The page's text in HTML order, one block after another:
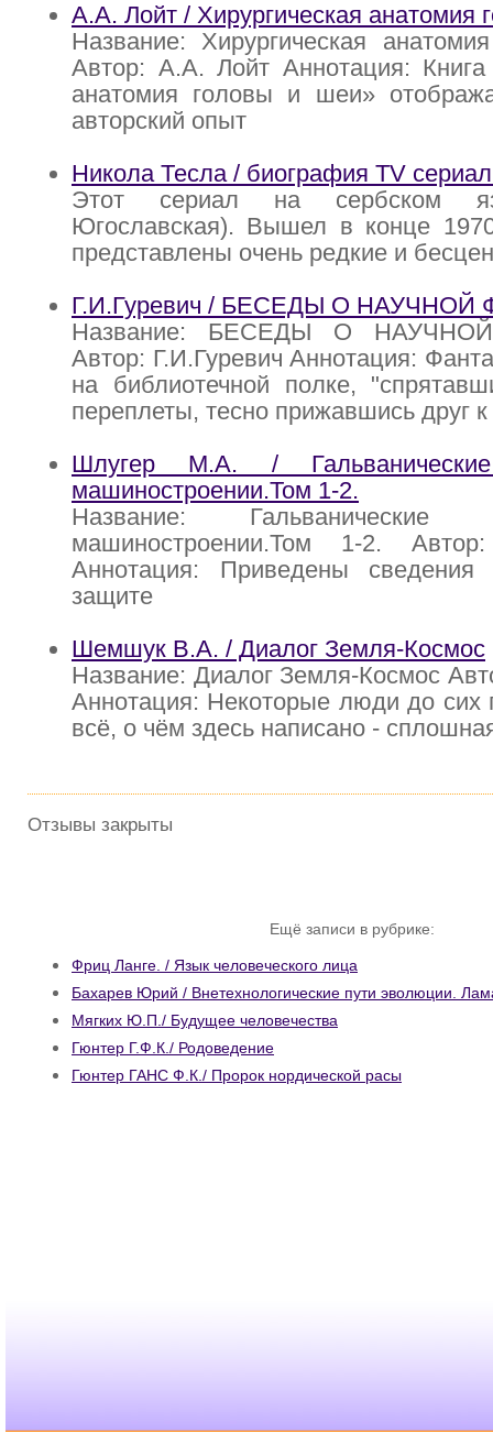
А.А. Лойт / Хирургическая анатомия
Название: Хирургическая
Автор: А.А. Лойт Аннотация: Книга
анатомия головы и шеи»
авторский опыт
Никола Тесла / биография TV
Этот сериал на сербском
Югославская). Вышел в конце
представлены очень редкие и
Г.И.Гуревич / БЕСЕДЫ О НАУЧНОЙ
Название: БЕСЕДЫ О
Автор: Г.И.Гуревич Аннотация:
на библиотечной полке,
переплеты, тесно прижавшись друг к
Шлугер М.А. /
машиностроении.Том 1-2.
Название:
машиностроении.Том 1-2.
Аннотация: Приведены
защите
Шемшук В.А. / Диалог Земля-Космос
Название: Диалог Земля-Космос
Аннотация: Некоторые люди до сих
всё, о чём здесь написано -
Отзывы закрыты
Ещё записи в рубрике:
Фриц Ланге. / Язык человеческого лица
Бахарев Юрий / Внетехнологические пути эволюции.
Мягких Ю.П./ Будущее человечества
Гюнтер Г.Ф.К./ Родоведение
Гюнтер ГАНС Ф.К./ Пророк нордической расы